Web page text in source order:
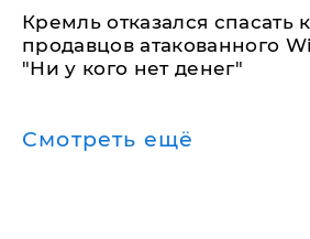
Кремль отказался спасать
продавцов атакованного
"Ни у кого нет денег"
Смотреть ещё